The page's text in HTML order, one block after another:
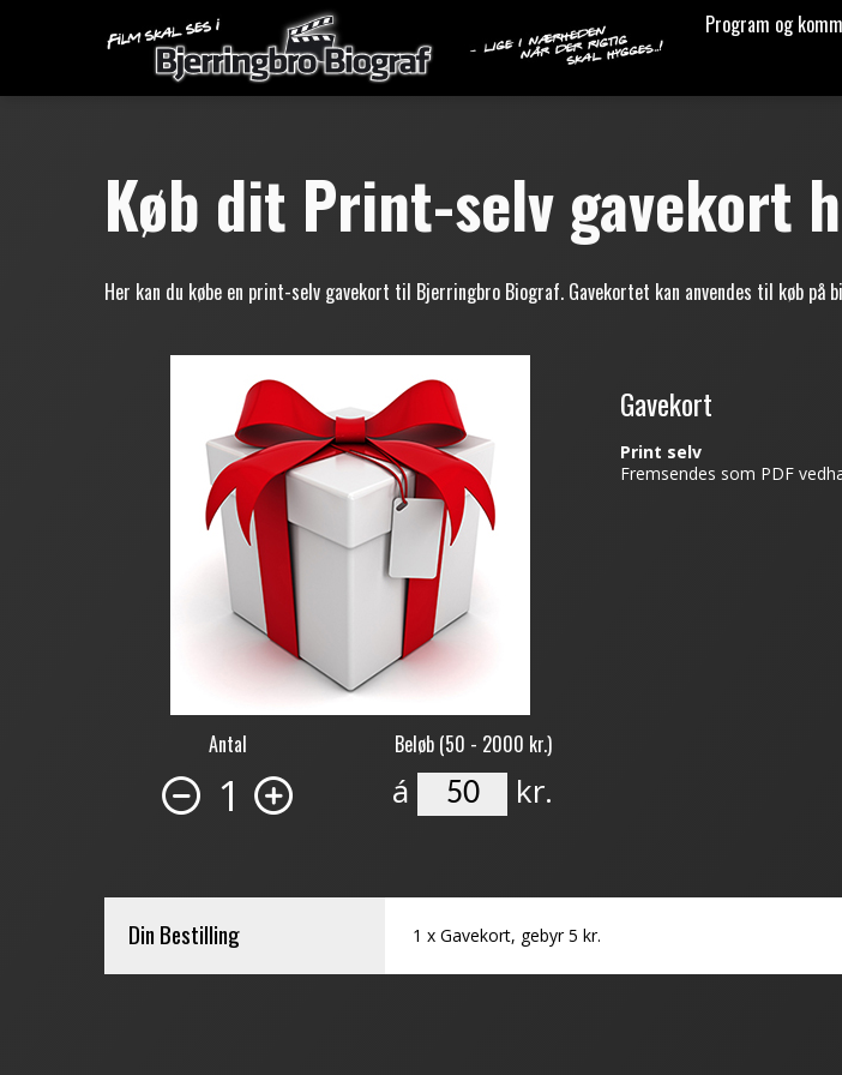
Program og
Køb dit Print-selv gavekort
Her kan du købe en print-selv gavekort til Bjerringbro Biograf. Gavekortet kan anvendes til køb